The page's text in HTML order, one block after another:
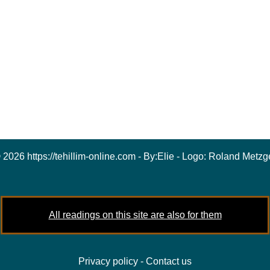
https://tehillim-online.com - By:Elie - Logo: Roland
All readings on this site are also for them
Privacy policy - Contact us